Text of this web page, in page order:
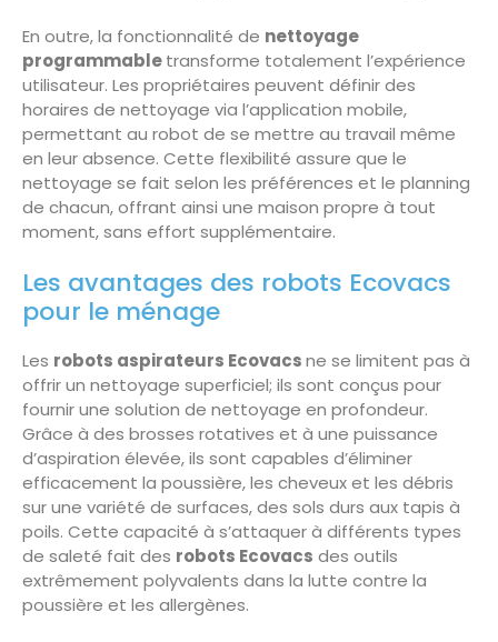
En outre, la fonctionnalité de nettoyage
programmabletransforme totalement l’expérience
utilisateur. Les propriétaires peuvent définir des
horaires de nettoyage via l’application mobile,
permettant au robot de se mettre au travail même
en leur absence. Cette flexibilité assure que le
nettoyage se fait selon les préférences et le planning
de chacun, offrant ainsi une maison propre à tout
moment, sans effort supplémentaire.
Les avantages des robots Ecovacs
pour le ménage
Les robots aspirateurs Ecovacsne se limitent pas à
offrir un nettoyage superficiel; ils sont conçus pour
fournir une solution de nettoyage en profondeur.
Grâce à des brosses rotatives et à une puissance
d’aspiration élevée, ils sont capables d’éliminer
efficacement la poussière, les cheveux et les débris
sur une variété de surfaces, des sols durs aux tapis à
poils. Cette capacité à s’attaquer à différents types
de saleté fait des robots Ecovacs des outils
extrêmement polyvalents dans la lutte contre la
poussière et les allergènes.